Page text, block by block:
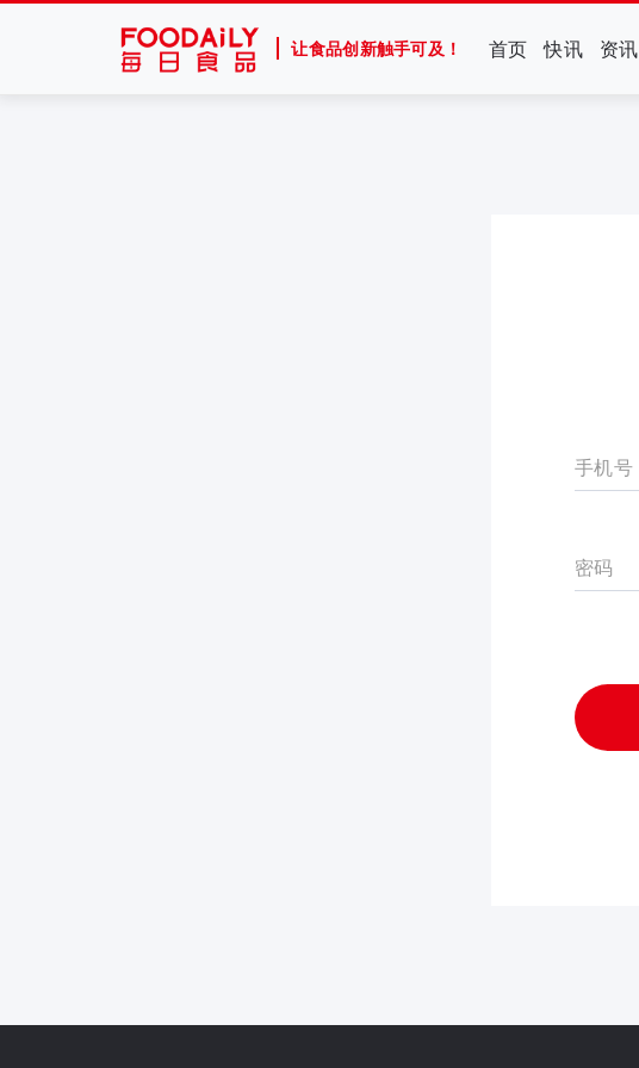
让食品创新触手可及！ 首页 快讯 资讯
手机号
密码